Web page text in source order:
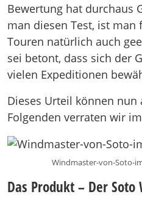
Bewertung hat durchaus
man diesen Test, ist man
Touren natürlich auch
sei betont, dass sich der
vielen Expeditionen
Dieses Urteil können
Folgenden verraten wir
Windmaster-von-Soto-
Das Produkt – Der